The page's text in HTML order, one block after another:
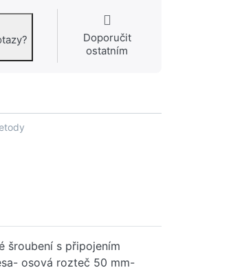
Doporučit
ostatním
šroubení s připojením
osová rozteč 50 mm-